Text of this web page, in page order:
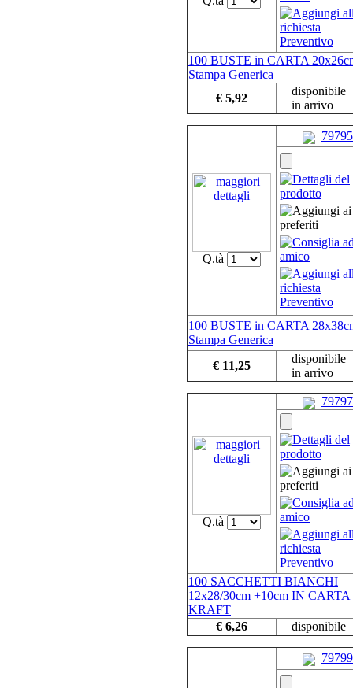
100 BUSTE in CARTA
Stampa Generica
€ 5,92
disponibile
in arrivo
Q.tà
79795
100 BUSTE in CARTA
Stampa Generica
€ 11,25
disponibile
in arrivo
Q.tà
79797
100 SACCHETTI BIANCHI
12x28/30cm +10cm IN CARTA
KRAFT
€ 6,26
disponibile
79799